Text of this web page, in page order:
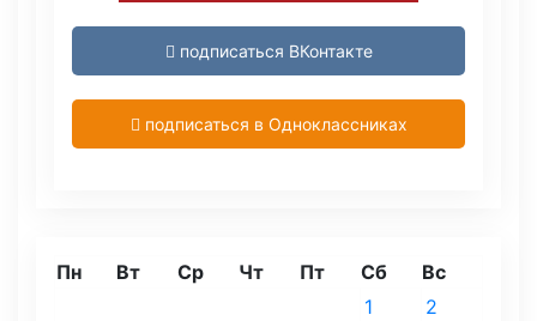
подписаться ВКонтакте
подписаться в Одноклассниках
Пн Вт Ср Чт Пт Сб Вс
1
2